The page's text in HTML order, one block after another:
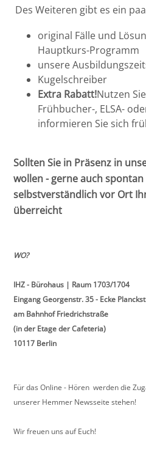
Des Weiteren gibt es ein
original Fälle und
Hauptkurs-Programm
unsere
Kugelschreiber
Extra Rabatt!Nutzen
Frühbucher-, ELSA-
informieren Sie sich
Sollten Sie in Präsenz in
wollen - gerne auch
selbstverständlich vor Ort
überreicht
WO?
IHZ - Bürohaus | Raum 1703/1704
Eingang Georgenstr. 35 - Ecke
am Bahnhof Friedrichstraße
(in der Etage der Cafeteria)
10117 Berlin
Für das Online - Hören werden die
unserer Hemmer Newsseite stehen!
Wir freuen uns auf Euch!
Düsseldorf
Erlangen
Frankfurt/Main
Freiburg
Gießen
Halle
Hamburg
Heidelberg
Jena
RA René Wenzel
RA Dr. Philipp Knorr
RA Timo Görlitz